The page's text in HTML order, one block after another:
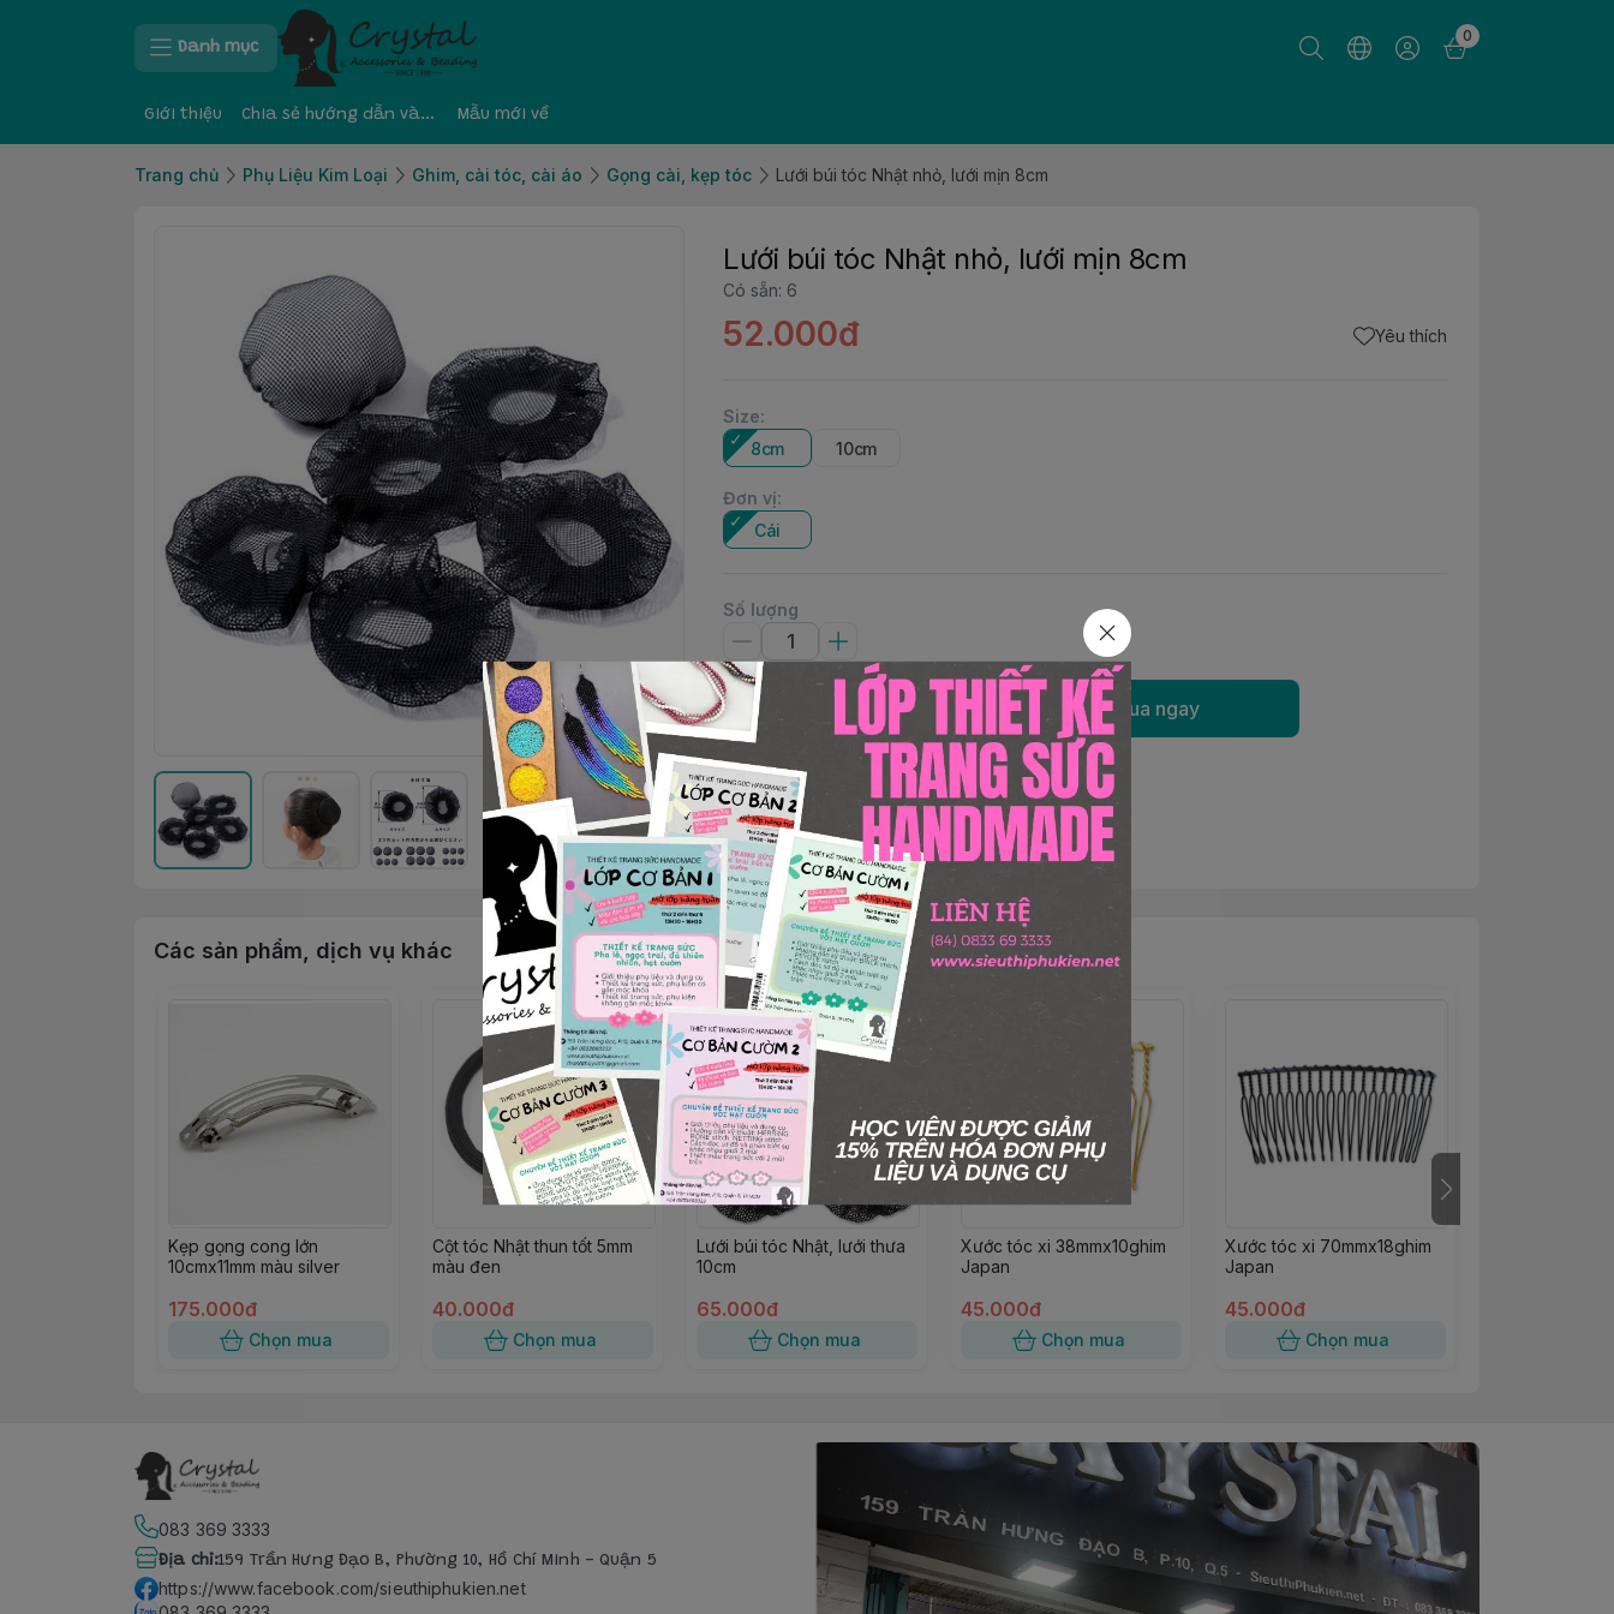
Danh mục
0
Giới thiệu Chia sẻ hướng dẫn và kinh nghiệm Mẫu mới về
Trang chủ Phụ Liệu Kim Loại Ghim, cài tóc, cài áo Gọng cài, kẹp tóc Lưới búi tóc Nhật nhỏ, lưới mịn 8cm
Lưới búi tóc Nhật nhỏ, lưới mịn 8cm
Có sẵn: 6
52.000đ Yêu thích
Size:
8cm
10cm
Đơn vị:
Cái
Số lượng
Thêm giỏ hàng Mua ngay
Các sản phẩm, dịch vụ khác
Kẹp gọng cong lớn
10cmx11mm màu silver
175.000đ
Chọn mua
Cột tóc Nhật thun tốt 5mm
màu đen
40.000đ
Chọn mua
Lưới búi tóc Nhật, lưới thưa
10cm
65.000đ
Chọn mua
Xước tóc xi 38mmx10ghim
Japan
45.000đ
Chọn mua
Xước tóc xi 70mmx18ghim
Japan
45.000đ
Chọn mua
083 369 3333
Địa chỉ:159 Trần Hưng Đạo B, Phường 10, Hồ Chí Minh - Quận 5
https://www.facebook.com/sieuthiphukien.net